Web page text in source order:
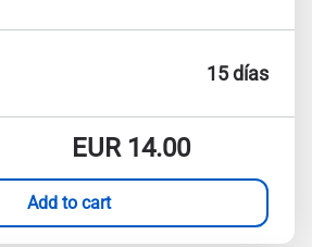
15 días
EUR14.00
Add to cart